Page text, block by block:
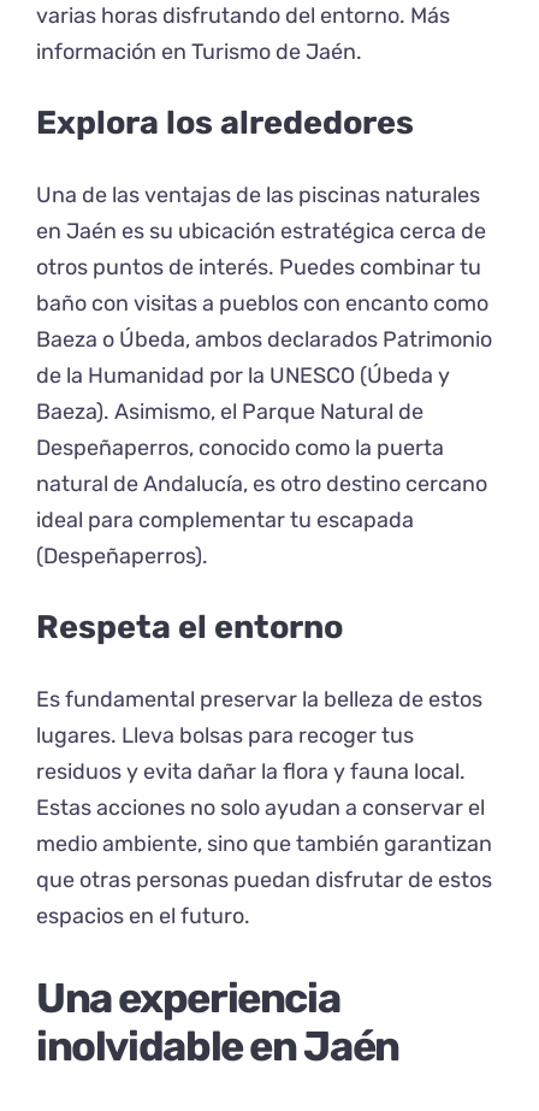
varias horas disfrutando del entorno. Más
información en Turismo de Jaén.
Explora los alrededores
Una de las ventajas de las piscinas naturales
en Jaén es su ubicación estratégica cerca de
otros puntos de interés. Puedes combinar tu
baño con visitas a pueblos con encanto como
Baeza o Úbeda, ambos declarados Patrimonio
de la Humanidad por la UNESCO (Úbeda y
Baeza). Asimismo, el Parque Natural de
Despeñaperros, conocido como la puerta
natural de Andalucía, es otro destino cercano
ideal para complementar tu escapada
(Despeñaperros).
Respeta el entorno
Es fundamental preservar la belleza de estos
lugares. Lleva bolsas para recoger tus
residuos y evita dañar la flora y fauna local.
Estas acciones no solo ayudan a conservar el
medio ambiente, sino que también garantizan
que otras personas puedan disfrutar de estos
espacios en el futuro.
Una experiencia
inolvidable en Jaén